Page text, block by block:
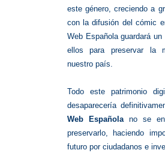
este género, creciendo a
con la difusión del cómic
Web Española guardará
ellos para preservar la
nuestro país.
Todo este patrimonio
desaparecería
Web Española no se
preservarlo, haciendo
futuro por ciudadanos e